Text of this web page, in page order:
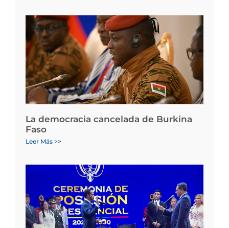
La democracia cancelada de Burkina
Faso
Leer Más >>